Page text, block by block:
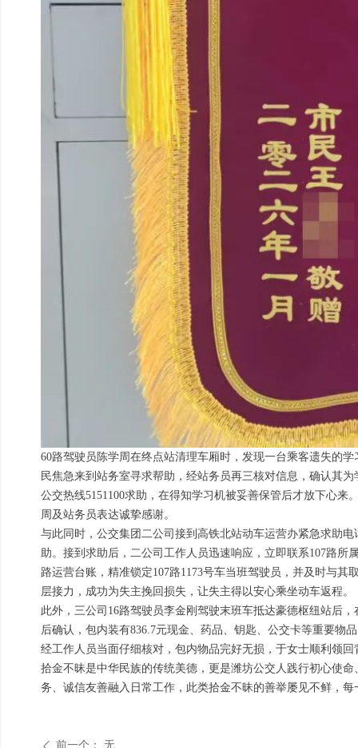
60路驾驶员陈学周在终点站清理车厢时，发现一台乘客遗失的
民焦急来到站务室寻求帮助，经站务员再三核对信息，确认其
公交热线5151100求助，在得知学习机被妥善保管后才放下心
周及站务员表达诚挚感谢。
与此同时，公交集团二公司接到高铁北站动车运营办紧急求助
助。接到求助后，二公司工作人员迅速响应，立即联系107路
路运营台账，精准锁定107路1173号车当班驾驶员，并及时与
层接力，成功为失主挽回损失，让失主得以安心乘坐动车返程。
此外，三公司16路驾驶员李金刚驾驶末班车抵达豪德枢纽站后
后确认，包内装有836.7元现金、药品、钥匙、公交卡等重要物
经工作人员当面仔细核对，包内物品完好无损，于女士顺利领
拾金不昧是中华民族的传统美德，更是潍坊公交人践行初心使
务、诚信友善融入日常工作，此类拾金不昧的善举屡见不鲜，
前一个： 无